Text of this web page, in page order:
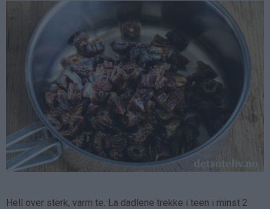
Hell over sterk, varm te. La dadlene trekke i teen i minst 2